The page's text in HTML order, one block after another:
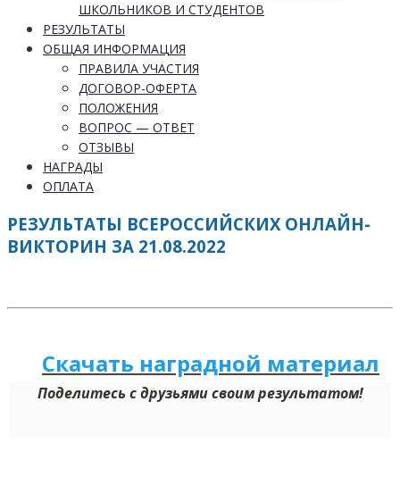
ШКОЛЬНИКОВ И СТУДЕНТОВ
РЕЗУЛЬТАТЫ
ОБЩАЯ ИНФОРМАЦИЯ
ПРАВИЛА УЧАСТИЯ
ДОГОВОР-ОФЕРТА
ПОЛОЖЕНИЯ
ВОПРОС — ОТВЕТ
ОТЗЫВЫ
НАГРАДЫ
ОПЛАТА
РЕЗУЛЬТАТЫ ВСЕРОССИЙСКИХ ОНЛАЙН-
ВИКТОРИН ЗА 21.08.2022
Скачать наградной материал
Поделитесь с друзьями своим результатом!